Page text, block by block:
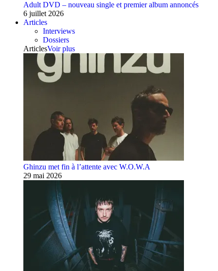
Adult DVD – nouveau single et premier album annoncés
6 juillet 2026
Articles
Interviews
Dossiers
ArticlesVoir plus
Ghinzu met fin à l’attente avec W.O.W.A
29 mai 2026